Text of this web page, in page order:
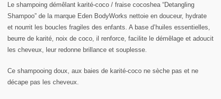
Le shampoing démêlant karité-coco / fraise cocoshea “Detangling
Shampoo” de la marque Eden BodyWorks nettoie en douceur, hydrate
et nourrit les boucles fragiles des enfants. A base d’huiles essentielles,
beurre de karité, noix de coco, il renforce, facilite le démêlage et adoucit
les cheveux, leur redonne brillance et souplesse.
Ce shampooing doux, aux baies de karité-coco ne sèche pas et ne
décape pas les cheveux.